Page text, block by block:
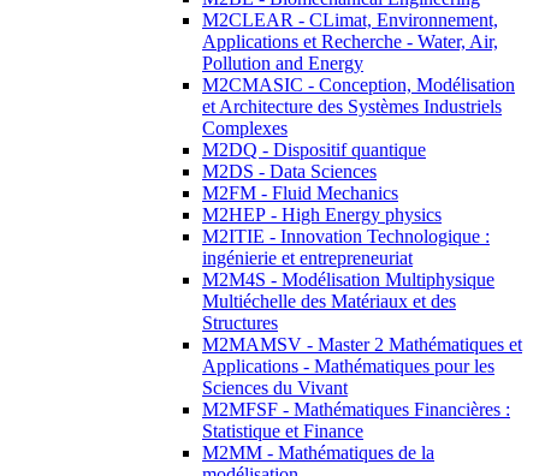
M2CLEAR - CLimat, Environnement,
Applications et Recherche - Water, Air,
Pollution and Energy
M2CMASIC - Conception, Modélisation
et Architecture des Systèmes Industriels
Complexes
M2DQ - Dispositif quantique
M2DS - Data Sciences
M2FM - Fluid Mechanics
M2HEP - High Energy physics
M2ITIE - Innovation Technologique :
ingénierie et entrepreneuriat
M2M4S - Modélisation Multiphysique
Multiéchelle des Matériaux et des
Structures
M2MAMSV - Master 2 Mathématiques et
Applications - Mathématiques pour les
Sciences du Vivant
M2MFSF - Mathématiques Financières :
Statistique et Finance
M2MM - Mathématiques de la